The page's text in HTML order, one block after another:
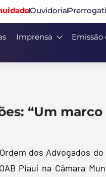
Ouvidoria
Imprensa Emissão
“Um
dos Advogados do
Piauí na Câmara